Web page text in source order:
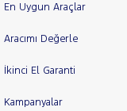
En Uygun Araçlar
Aracımı Değerle
İkinci El Garanti
Kampanyalar